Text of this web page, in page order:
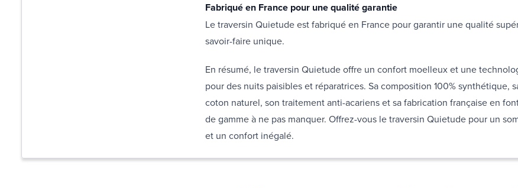
Fabriqué en France pour une qualité garantie
Le traversin Quietude est fabriqué en France pour garantir une qualité
savoir-faire unique.
En résumé, le traversin Quietude offre un confort moelleux et une
pour des nuits paisibles et réparatrices. Sa composition 100% synthétique,
coton naturel, son traitement anti-acariens et sa fabrication française en
de gamme à ne pas manquer. Offrez-vous le traversin Quietude pour un
et un confort inégalé.